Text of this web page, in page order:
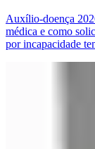
Auxílio-doença
médica e como
por incapacidade